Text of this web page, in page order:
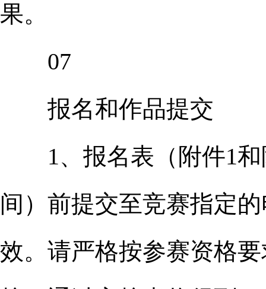
果。
07
报名和作品提交
1、报名表（附件1和
间）前提交至竞赛指定的
效。请严格按参赛资格